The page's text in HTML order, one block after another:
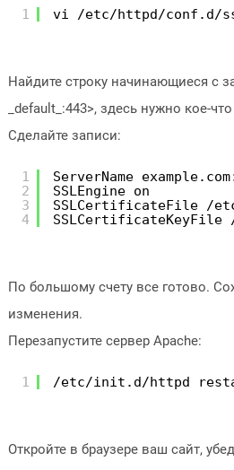
1 vi /etc/httpd/conf.d/
Найдите строку начинающиеся с
_default_:443>, здесь нужно кое-
Сделайте записи:
1
2
3
4
ServerName
SSLEngine on
SSLCertificateFile /
По большому счету все готово.
изменения.
Перезапустите сервер Apache:
1 /etc/init.d/httpd
Откройте в браузере ваш сайт,